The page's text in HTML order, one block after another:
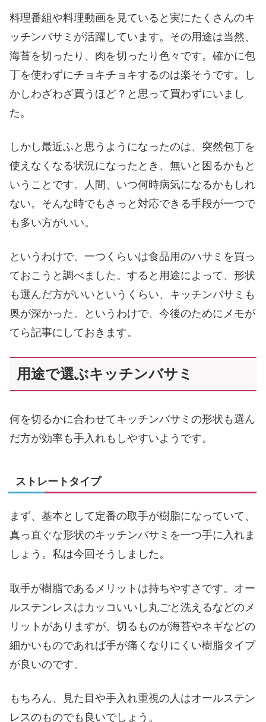
料理番組や料理動画を見ていると実にたくさんのキ
ッチンバサミが活躍しています。その用途は当然、
海苔を切ったり、肉を切ったり色々です。確かに包
丁を使わずにチョキチョキするのは楽そうです。し
かしわざわざ買うほど？と思って買わずにいまし
た。
しかし最近ふと思うようになったのは、突然包丁を
使えなくなる状況になったとき、無いと困るかもと
いうことです。人間、いつ何時病気になるかもしれ
ない。そんな時でもさっと対応できる手段が一つで
も多い方がいい。
というわけで、一つくらいは食品用のハサミを買っ
ておこうと調べました。すると用途によって、形状
も選んだ方がいいというくらい、キッチンバサミも
奥が深かった。というわけで、今後のためにメモが
てら記事にしておきます。
用途で選ぶキッチンバサミ
何を切るかに合わせてキッチンバサミの形状も選ん
だ方が効率も手入れもしやすいようです。
ストレートタイプ
まず、基本として定番の取手が樹脂になっていて、
真っ直ぐな形状のキッチンバサミを一つ手に入れま
しょう。私は今回そうしました。
取手が樹脂であるメリットは持ちやすさです。オー
ルステンレスはカッコいいし丸ごと洗えるなどのメ
リットがありますが、切るものが海苔やネギなどの
細かいものであれば手が痛くなりにくい樹脂タイプ
が良いのです。
もちろん、見た目や手入れ重視の人はオールステン
レスのものでも良いでしょう。